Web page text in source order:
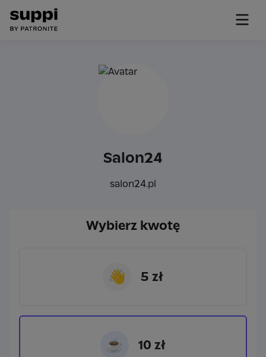
Salon24
salon24.pl
Wybierz kwotę
👋 5 zł
☕ 10 zł